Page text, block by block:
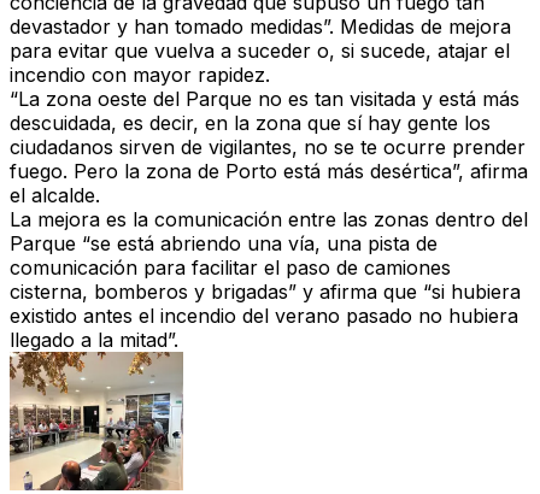
devastador y han tomado medidas”. Medidas de mejora
para evitar que vuelva a suceder o, si sucede, atajar el
incendio con mayor rapidez.
“La zona oeste del Parque no es tan visitada y está más
descuidada, es decir, en la zona que sí hay gente los
ciudadanos sirven de vigilantes, no se te ocurre prender
fuego. Pero la zona de Porto está más desértica”, afirma
el alcalde.
La mejora es la comunicación entre las zonas dentro del
Parque “se está abriendo una vía, una pista de
comunicación para facilitar el paso de camiones
cisterna, bomberos y brigadas” y afirma que “si hubiera
existido antes el incendio del verano pasado no hubiera
llegado a la mitad”.